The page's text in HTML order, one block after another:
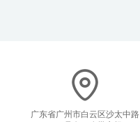
广东省广州市白云区沙太中路